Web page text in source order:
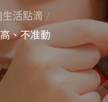
活點滴
、不准動